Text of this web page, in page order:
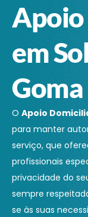
em
Goma
O Apoio
para manter
serviço, que
profissionais
privacidade do
sempre
se às suas